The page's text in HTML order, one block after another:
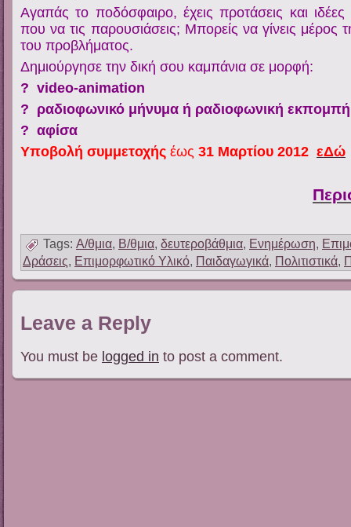
Αγαπάς το ποδόσφαιρο, έχεις προτάσεις και ιδέες
που να τις παρουσιάσεις; Μπορείς να γίνεις μέρος
του προβλήματος.
Δημιούργησε την δική σου καμπάνια σε μορφή:
? video-animation
? ραδιοφωνικό μήνυμα ή ραδιοφωνική εκπομπή
? αφίσα
Υποβολή συμμετοχής έως 31 Μαρτίου 2012 εΔώ
Tags: Α/θμια, Β/θμια, δευτεροβάθμια, Ενημέρωση,
Δράσεις, Επιμορφωτικό Υλικό, Παιδαγωγικά, Πολιτιστικά,
Leave a Reply
You must be logged in to post a comment.